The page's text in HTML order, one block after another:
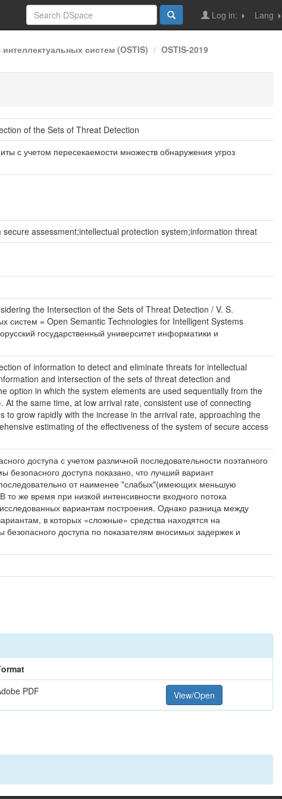
Lang
Log in:
систем (OSTIS) OSTIS-2019
of the Sets of Threat Detection
с учетом пересекаемости множеств обнаружения угроз
assessment;intellectual protection system;information threat
the Intersection of the Sets of Threat Detection / V. S.
систем = Open Semantic Technologies for Intelligent Systems
государственный университет информатики и
of information to detect and eliminate threats for intellectual
and intersection of the sets of threat detection and
option in which the system elements are used sequentially from the
At the same time, at low arrival rate, consistent use of connecting
to grow rapidly with the increase in the arrival rate, approaching the
estimating of the effectiveness of the system of secure access
доступа с учетом различной последовательности поэтапного
доступа показано, что лучший вариант
от наименее "слабых"(имеющих меньшую
же время при низкой интенсивности входного потока
вариантам построения. Однако разница между
в которых «сложные» средства находятся на
доступа по показателям вносимых задержек и
PDF View/Open